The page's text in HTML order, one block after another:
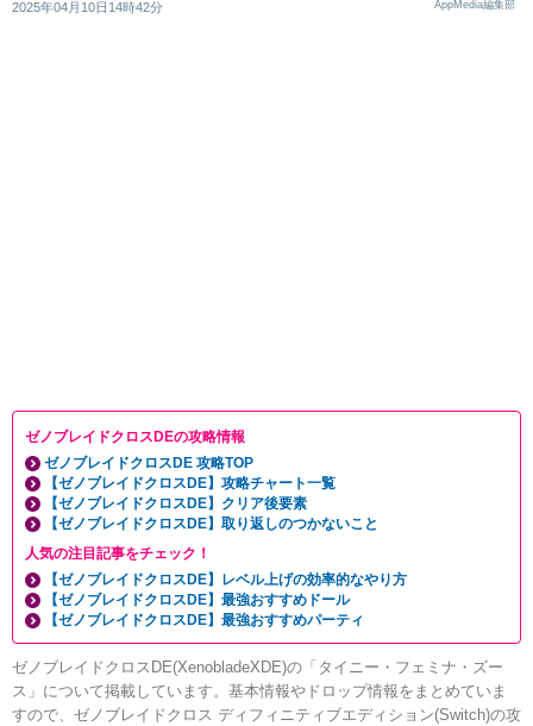
2025年04月10日14時42分 AppMedia編集部
ゼノブレイドクロスDEの攻略情報
ゼノブレイドクロスDE 攻略TOP
【ゼノブレイドクロスDE】攻略チャート一覧
【ゼノブレイドクロスDE】クリア後要素
【ゼノブレイドクロスDE】取り返しのつかないこと
人気の注目記事をチェック！
【ゼノブレイドクロスDE】レベル上げの効率的なやり方
【ゼノブレイドクロスDE】最強おすすめドール
【ゼノブレイドクロスDE】最強おすすめパーティ
ゼノブレイドクロスDE(XenobladeXDE)の「タイニー・フェミナ・ズー
ス」について掲載しています。基本情報やドロップ情報をまとめていま
すので、ゼノブレイドクロス ディフィニティブエディション(Switch)の攻